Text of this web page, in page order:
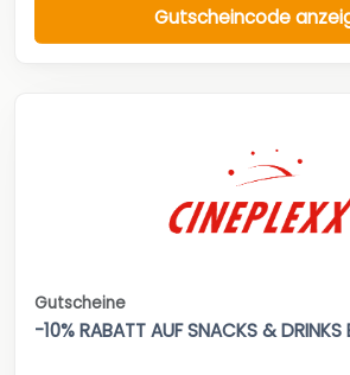
Gutscheincode
Gutscheine
-10% RABATT AUF SNACKS & DRINKS